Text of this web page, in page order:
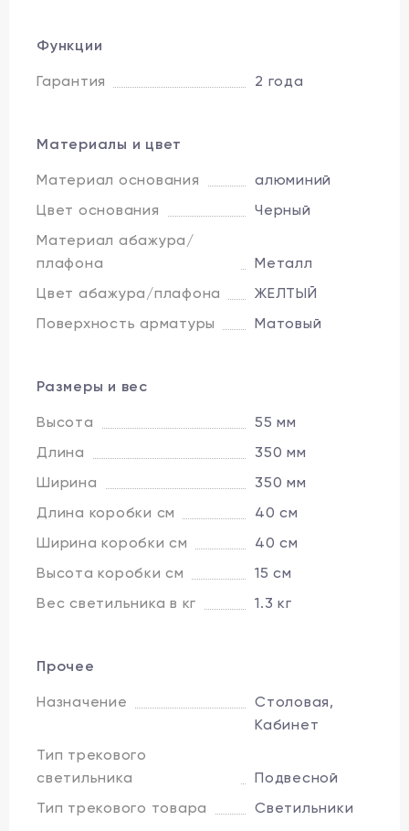
Функции
Гарантия 2 года
Материалы и цвет
Материал основания
алюминий
Цвет основания
Черный
Материал абажура/
плафона
Металл
Цвет абажура/плафона
ЖЕЛТЫЙ
Поверхность арматуры
Матовый
Размеры и вес
Высота
55 мм
Длина
350 мм
Ширина
350 мм
Длина коробки см
40 см
Ширина коробки см
40 см
Высота коробки см
15 см
Вес светильника в кг
1.3 кг
Прочее
Назначение
Столовая,
Кабинет
Тип трекового
светильника
Подвесной
Тип трекового товара
Светильники